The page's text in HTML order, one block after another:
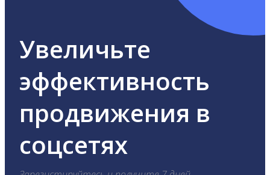
Увеличьте
эффективность
продвижения в
соцсетях